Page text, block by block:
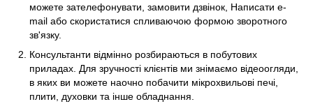
можете зателефонувати, замовити дзвінок, Написати e-
mail або скористатися спливаючою формою зворотного
зв'язку.
Консультанти відмінно розбираються в побутових
приладах. Для зручності клієнтів ми знімаємо відеоогляди,
в яких ви можете наочно побачити мікрохвильові печі,
плити, духовки та інше обладнання.